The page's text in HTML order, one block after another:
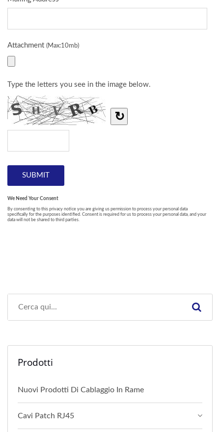
Prodotti
Nuovi Prodotti Di Cablaggio In Rame
Cavi Patch RJ45